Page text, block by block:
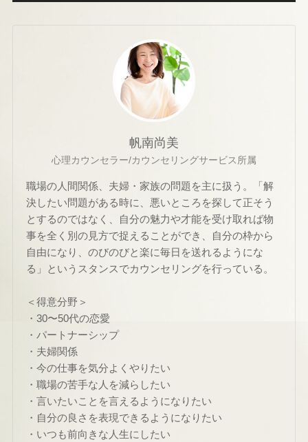
帆南尚美
心理カウンセラー/カウンセリングサービス所属
職場の人間関係、夫婦・家族の問題を主に扱う。「解
決したい問題がある時に、悪いところを探して正そう
とするのではなく、自分の魅力や才能を受け取れば物
事を全く別の見方で捉えることができ、自分の枠から
自由になり、のびのびと楽に毎日を送れるようにな
る」というスタンスでカウンセリングを行っている。
＜得意分野＞
・30〜50代の恋愛
・パートナーシップ
・夫婦関係
・今の仕事を気分よくやりたい
・職場の苦手な人を減らしたい
・言いたいことを言えるようになりたい
・自分の良さを表現できるようになりたい
・いつも前向きな人生にしたい